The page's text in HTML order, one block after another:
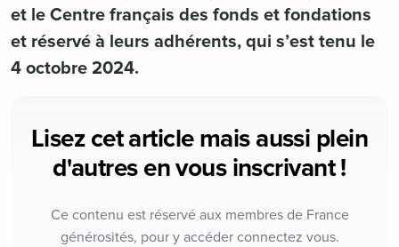
et le Centre français des fonds et fondations
et réservé à leurs adhérents, qui s’est tenu le
4 octobre 2024.
Lisez cet article mais aussi plein
d'autres en vous inscrivant !
Ce contenu est réservé aux membres de France
générosités, pour y accéder connectez vous.